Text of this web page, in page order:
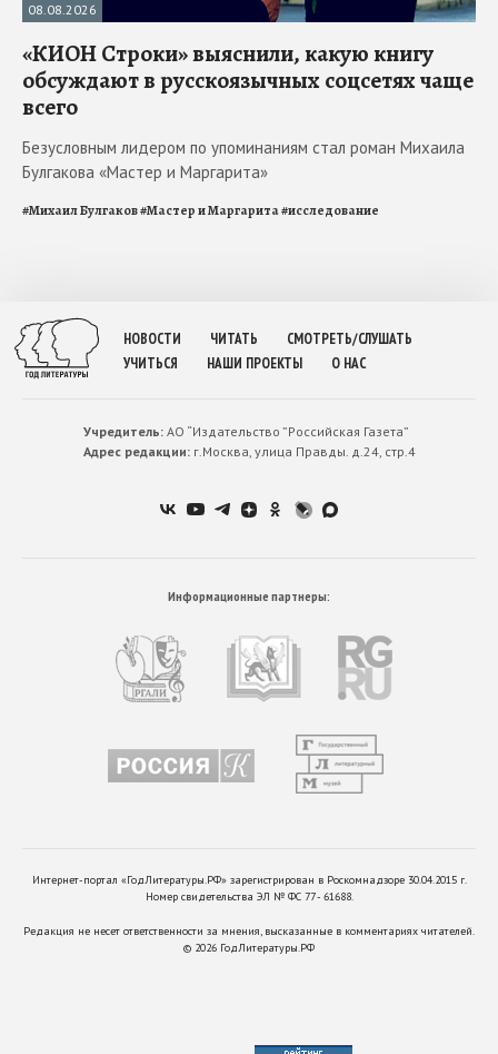
08.08.2026
«КИОН Строки» выяснили, какую книгу
обсуждают в русскоязычных соцсетях чаще
всего
Безусловным лидером по упоминаниям стал роман Михаила
Булгакова «Мастер и Маргарита»
#Михаил Булгаков#Мастер и Маргарита#исследование
НОВОСТИ ЧИТАТЬ
СМОТРЕТЬ/СЛУШАТЬ
УЧИТЬСЯ
НАШИ ПРОЕКТЫ О НАС
Учредитель:АО “Издательство ”Российская Газета”
Адрес редакции:г.Москва, улица Правды. д.24, стр.4
Информационные партнеры:
Интернет-портал «ГодЛитературы.РФ» зарегистрирован в Роскомнадзоре 30.04.2015 г.
Номер свидетельства ЭЛ № ФС 77 - 61688.
Редакция не несет ответственности за мнения, высказанные в комментариях читателей.
© 2026 ГодЛитературы.РФ